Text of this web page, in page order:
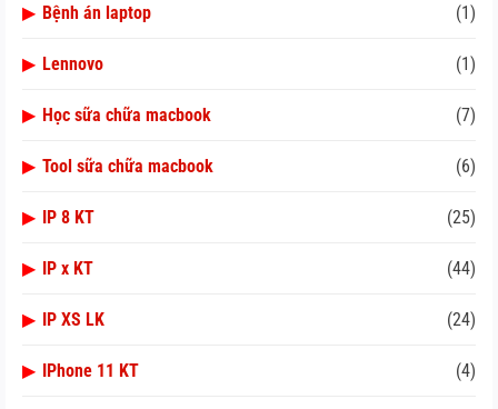
▶ Bệnh án laptop (1)
▶ Lennovo (1)
▶ Học sữa chữa macbook (7)
▶ Tool sữa chữa macbook (6)
▶ IP 8 KT (25)
▶ IP x KT (44)
▶ IP XS LK (24)
▶ IPhone 11 KT (4)